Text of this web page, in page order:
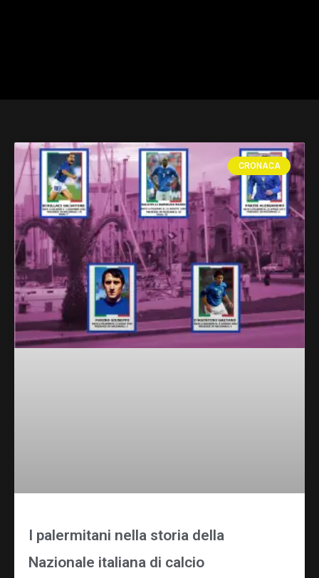
CRONACA
I palermitani nella storia della
Nazionale italiana di calcio